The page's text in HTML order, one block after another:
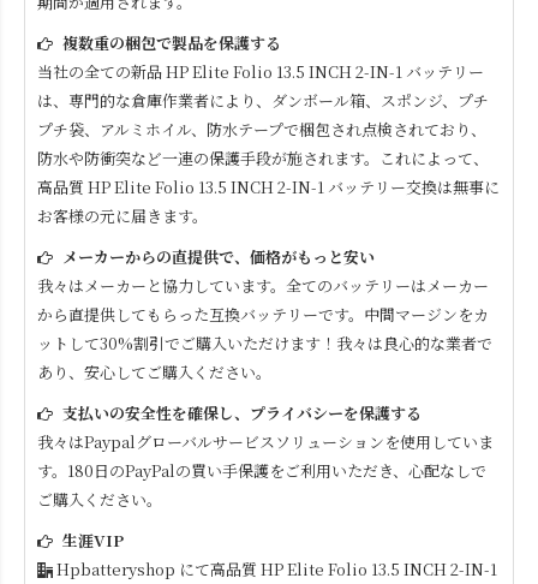
複数重の梱包で製品を保護する
当社の全ての新品HP Elite Folio 13.5 INCH 2-IN-1 バッテリー
は、専門的な倉庫作業者により、ダンボール箱、スポンジ、プチ
プチ袋、アルミホイル、防水テープで梱包され点検されており、
防水や防衝突など一連の保護手段が施されます。これによって、
高品質 HP Elite Folio 13.5 INCH 2-IN-1 バッテリー交換は無事に
お客様の元に届きます。
メーカーからの直提供で、価格がもっと安い
我々はメーカーと協力しています。全てのバッテリーはメーカー
から直提供してもらった互換バッテリーです。中間マージンをカ
ットして30%割引でご購入いただけます！我々は良心的な業者で
あり、安心してご購入ください。
支払いの安全性を確保し、プライバシーを保護する
我々はPaypalグローバルサービスソリューションを使用していま
す。180日のPayPalの買い手保護をご利用いただき、心配なしで
ご購入ください。
生涯VIP
Hpbatteryshop にて高品質 HP Elite Folio 13.5 INCH 2-IN-1